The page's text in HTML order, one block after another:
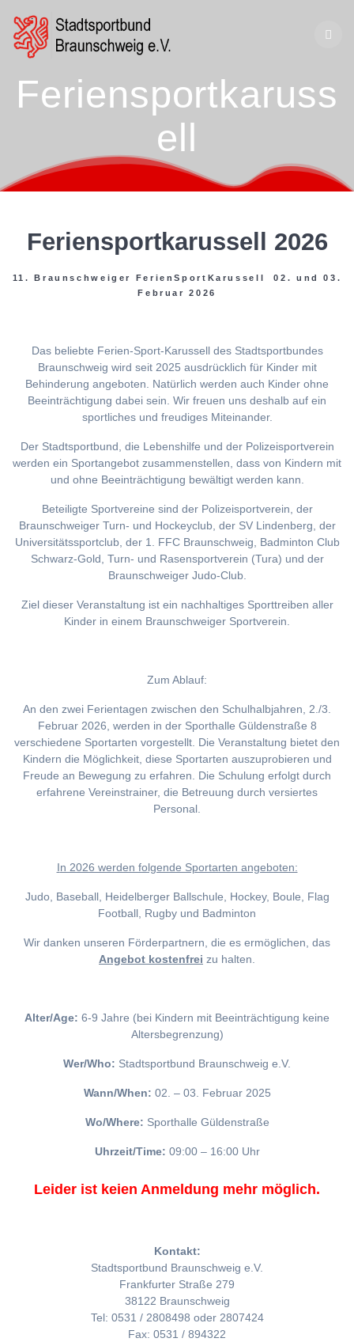
Feriensportkaruss
ell
Feriensportkarussell 2026
11. Braunschweiger FerienSportKarussell 02. und 03.
Februar 2026
Das beliebte Ferien-Sport-Karussell des Stadtsportbundes
Braunschweig wird seit 2025 ausdrücklich für Kinder mit
Behinderung angeboten. Natürlich werden auch Kinder ohne
Beeinträchtigung dabei sein. Wir freuen uns deshalb auf ein
sportliches und freudiges Miteinander.
Der Stadtsportbund, die Lebenshilfe und der Polizeisportverein
werden ein Sportangebot zusammenstellen, dass von Kindern mit
und ohne Beeinträchtigung bewältigt werden kann.
Beteiligte Sportvereine sind der Polizeisportverein, der
Braunschweiger Turn- und Hockeyclub, der SV Lindenberg, der
Universitätssportclub, der 1. FFC Braunschweig, Badminton Club
Schwarz-Gold, Turn- und Rasensportverein (Tura) und der
Braunschweiger Judo-Club.
Ziel dieser Veranstaltung ist ein nachhaltiges Sporttreiben aller
Kinder in einem Braunschweiger Sportverein.
Zum Ablauf:
An den zwei Ferientagen zwischen den Schulhalbjahren, 2./3.
Februar 2026, werden in der Sporthalle Güldenstraße 8
verschiedene Sportarten vorgestellt. Die Veranstaltung bietet den
Kindern die Möglichkeit, diese Sportarten auszuprobieren und
Freude an Bewegung zu erfahren. Die Schulung erfolgt durch
erfahrene Vereinstrainer, die Betreuung durch versiertes
Personal.
In 2026 werden folgende Sportarten angeboten:
Judo, Baseball, Heidelberger Ballschule, Hockey, Boule, Flag
Football, Rugby und Badminton
Wir danken unseren Förderpartnern, die es ermöglichen, das
Angebot kostenfrei zu halten.
Alter/Age: 6-9 Jahre (bei Kindern mit Beeinträchtigung keine
Altersbegrenzung)
Wer/Who: Stadtsportbund Braunschweig e.V.
Wann/When: 02. – 03. Februar 2025
Wo/Where: Sporthalle Güldenstraße
Uhrzeit/Time: 09:00 – 16:00 Uhr
Leider ist keien Anmeldung mehr möglich.
Kontakt:
Stadtsportbund Braunschweig e.V.
Frankfurter Straße 279
38122 Braunschweig
Tel: 0531 / 2808498 oder 2807424
Fax: 0531 / 894322